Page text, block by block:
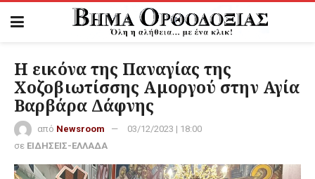
Η εικόνα της Παναγίας της
Χοζοβιωτίσσης Αμοργού στην Αγία
Βαρβάρα Δάφνης
από Newsroom
03/12/2023 | 18:00
σε ΕΙΔΗΣΕΙΣ-ΕΛΛΑΔΑ